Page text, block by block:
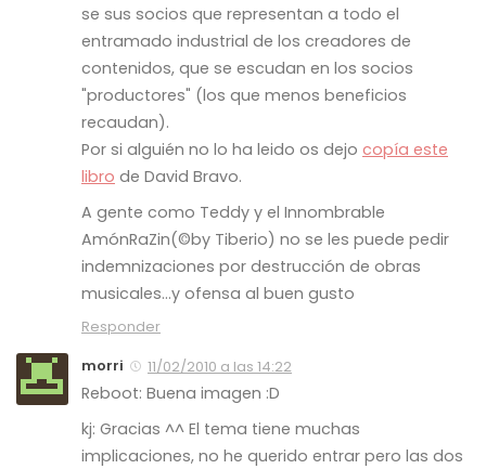
se sus socios que representan a todo el
entramado industrial de los creadores de
contenidos, que se escudan en los socios
"productores" (los que menos beneficios
recaudan).
Por si alguién no lo ha leido os dejo copía este
libro de David Bravo.
A gente como Teddy y el Innombrable
AmónRaZin(©by Tiberio) no se les puede pedir
indemnizaciones por destrucción de obras
musicales…y ofensa al buen gusto
Responder
morri
11/02/2010 a las 14:22
Reboot: Buena imagen :D
kj: Gracias ^^ El tema tiene muchas
implicaciones, no he querido entrar pero las dos